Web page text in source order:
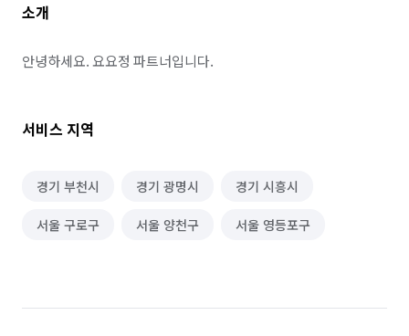
소개
안녕하세요. 요요정 파트너입니다.
서비스 지역
경기 부천시 경기 광명시 경기 시흥시
서울 구로구 서울 양천구 서울 영등포구